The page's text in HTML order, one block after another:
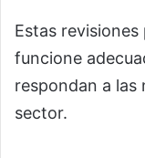
Estas
funcione
respondan a las
sector.